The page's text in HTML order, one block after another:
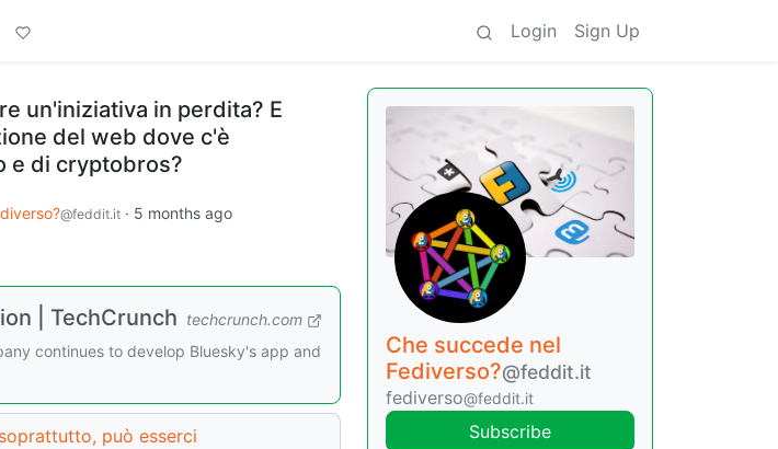
Login Sign Up
un'iniziativa in perdita? E
del web dove c'è
e di cryptobros?
@feddit.it · 5 months ago
| TechCrunch techcrunch.com
continues to develop Bluesky's app and
può esserci
Che succede nel
Fediverso?@feddit.it
fediverso@feddit.it
Subscribe